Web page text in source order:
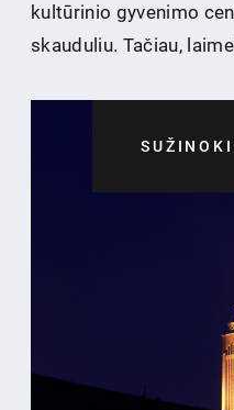
kultūrinio gyvenimo
skauduliu. Tačiau,